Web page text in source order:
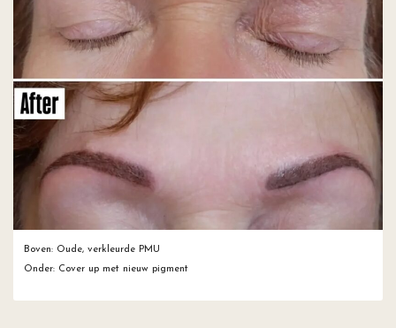
Boven: Oude, verkleurde PMU
Onder: Cover up met nieuw pigment